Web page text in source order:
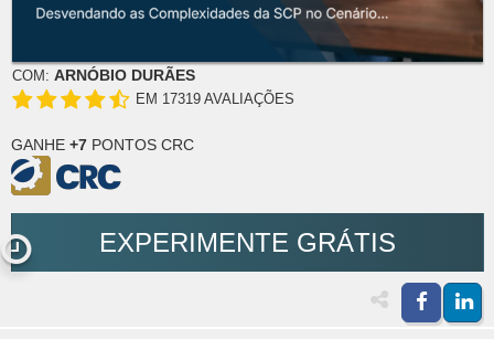
COM: ARNÓBIO DURÃES
EM 17319 AVALIAÇÕES
GANHE +7 PONTOS CRC
EXPERIMENTE GRÁTIS